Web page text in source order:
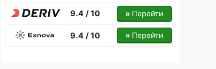
9.4 / 10 »Перейти
9.4 / 10 »Перейти